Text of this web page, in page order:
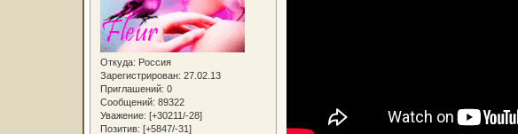
Откуда: Россия
Зарегистрирован: 27.02.13
Приглашений: 0
Сообщений: 89322
Уважение: [+30211/-28]
Позитив: [+5847/-31]